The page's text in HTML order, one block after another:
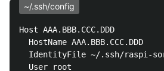
~/.ssh/config
Host AAA.BBB.CCC.DDD
  HostName AAA.BBB.CCC.DDD
IdentityFile ~/.ssh/raspi-